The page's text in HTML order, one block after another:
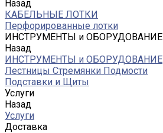
Назад
КАБЕЛЬНЫЕ ЛОТКИ
Перфорированные лотки
ИНСТРУМЕНТЫ и ОБОРУДОВАНИЕ
Назад
ИНСТРУМЕНТЫ и ОБОРУДОВАНИЕ
Лестницы Стремянки Подмости
Подставки и Щиты
Услуги
Назад
Услуги
Доставка